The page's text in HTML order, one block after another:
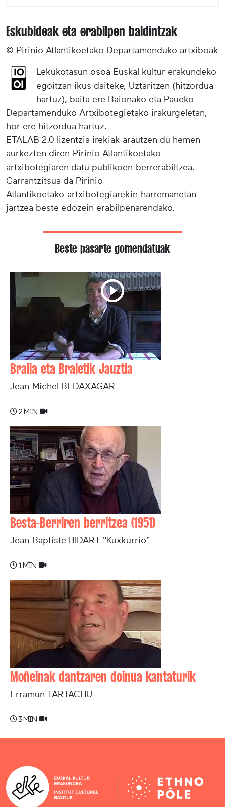
Eskubideak eta erabilpen baldintzak
© Pirinio Atlantikoetako Departamenduko artxiboak
Lekukotasun osoa Euskal kultur erakundeko
egoitzan ikus daiteke, Uztaritzen (hitzordua
hartuz), baita ere Baionako eta Paueko
Departamenduko Artxibotegietako irakurgeletan,
hor ere hitzordua hartuz.
ETALAB 2.0 lizentzia irekiak arautzen du hemen
aurkezten diren Pirinio Atlantikoetako
artxibotegiaren datu publikoen berrerabiltzea.
Garrantzitsua da Pirinio
Atlantikoetako artxibotegiarekin harremanetan
jartzea beste edozein erabilpenarendako.
Beste pasarte gomendatuak
Bralia eta Braletik Jauztia
Jean-Michel BEDAXAGAR
2 min
Besta-Berriren berritzea (1951)
Jean-Baptiste BIDART "Kuxkurrio"
1 min
Moñeinak dantzaren doinua kantaturik
Erramun TARTACHU
3 min